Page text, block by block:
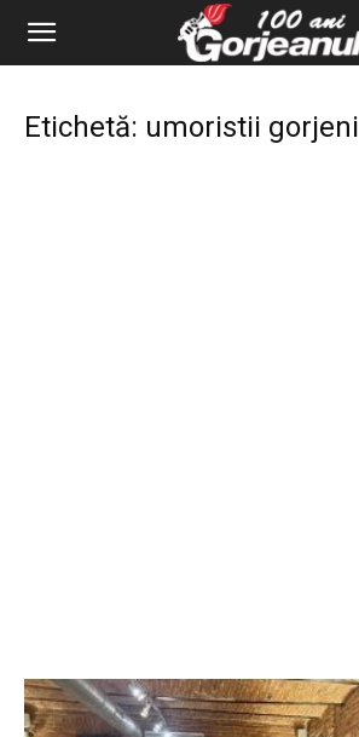
Etichetă: umoristii gorjeni